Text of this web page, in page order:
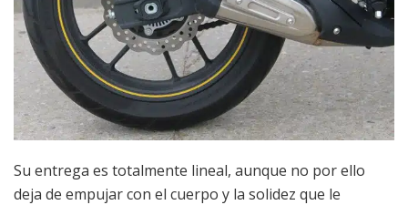
Su entrega es totalmente lineal, aunque no por ello
deja de empujar con el cuerpo y la solidez que le